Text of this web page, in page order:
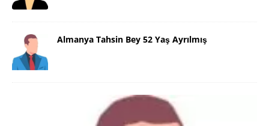
Almanya Tahsin Bey 52 Yaş Ayrılmış